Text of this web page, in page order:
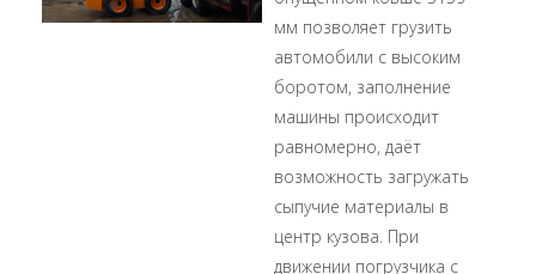
мм позволяет грузить
автомобили с высоким
боротом, заполнение
машины происходит
равномерно, даёт
возможность загружать
сыпучие материалы в
центр кузова. При
движении погрузчика с